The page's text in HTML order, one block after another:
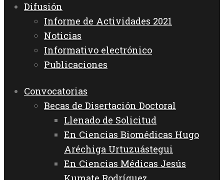
Difusión
Informe de Actividades 2021
Noticias
Informativo electrónico
Publicaciones
Convocatorias
Becas de Disertación Doctoral
Llenado de Solicitud
En Ciencias Biomédicas Hugo
Aréchiga Urtuzuástegui
En Ciencias Médicas Jesús